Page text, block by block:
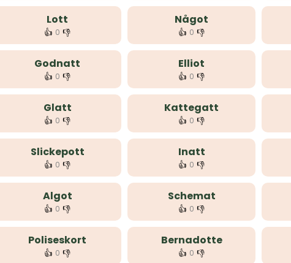
Lott
👍 0 👎
Något
👍 0 👎
Godnatt
👍 0 👎
Elliot
👍 0 👎
Glatt
👍 0 👎
Kattegatt
👍 0 👎
Slickepott
👍 0 👎
Inatt
👍 0 👎
Algot
👍 0 👎
Schemat
👍 0 👎
Poliseskort
👍 0 👎
Bernadotte
👍 0 👎